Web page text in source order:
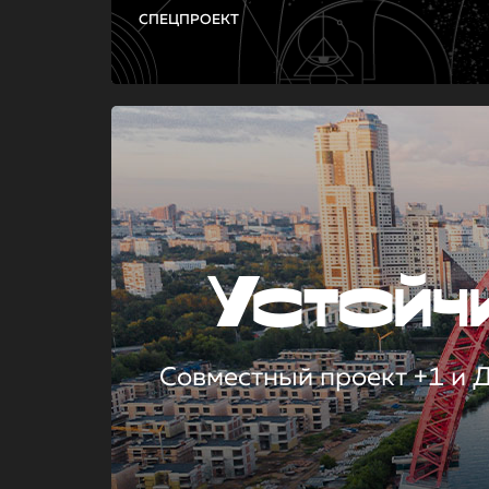
СПЕЦПРОЕКТ
Совместный проект +1 и